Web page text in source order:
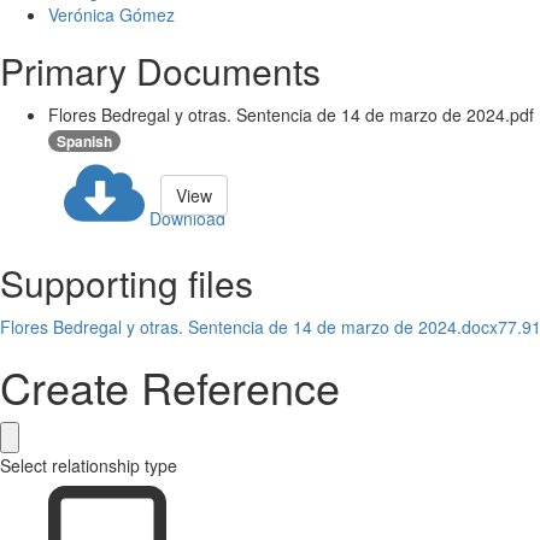
Verónica Gómez
Primary Documents
Flores Bedregal y otras. Sentencia de 14 de marzo de 2024.pdf
Spanish
Download
View
Supporting files
Flores Bedregal y otras. Sentencia de 14 de marzo de 2024.docx
Create Reference
Select relationship type